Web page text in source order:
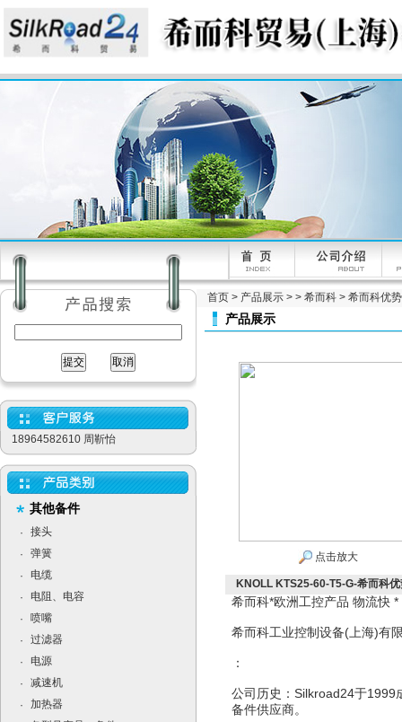
18964582610 周靳怡
其他备件
·
接头
·
弹簧
·
电缆
·
电阻、电容
·
喷嘴
·
过滤器
·
电源
·
减速机
·
加热器
首页 > 产品展示 > > 希而科 > 希而科优
产品展示
点击放大
KNOLL KTS25-60-T5-G-希而科
希而科*欧洲工控产品 物流快 *
希而科工业控制设备(上海)有
：
公司历史：Silkroad24于1999
备件供应商。